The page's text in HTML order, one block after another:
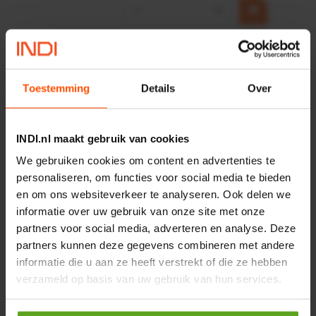
Toestemming Details Over
INDI.nl maakt gebruik van cookies
We gebruiken cookies om content en advertenties te
personaliseren, om functies voor social media te bieden
en om ons websiteverkeer te analyseren. Ook delen we
informatie over uw gebruik van onze site met onze
partners voor social media, adverteren en analyse. Deze
partners kunnen deze gegevens combineren met andere
informatie die u aan ze heeft verstrekt of die ze hebben
verzameld op basis van uw gebruik van hun services.
HP 12 MOTOR B14 380VAC
Merknaam:Emmegi
− +
Onlangs bekeken:
Vergelijken
Hydraulische
Artikelnummer:SD10264SH